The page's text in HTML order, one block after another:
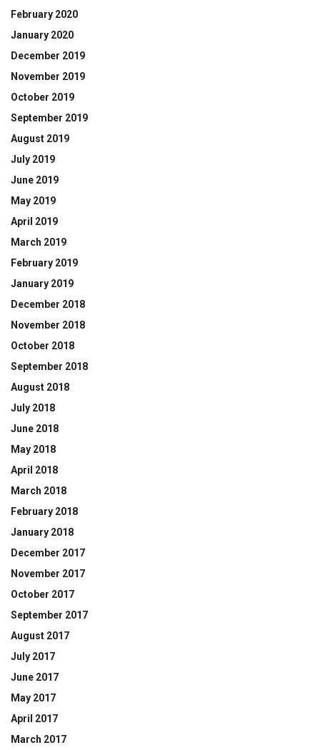
February 2020
January 2020
December 2019
November 2019
October 2019
September 2019
August 2019
July 2019
June 2019
May 2019
April 2019
March 2019
February 2019
January 2019
December 2018
November 2018
October 2018
September 2018
August 2018
July 2018
June 2018
May 2018
April 2018
March 2018
February 2018
January 2018
December 2017
November 2017
October 2017
September 2017
August 2017
July 2017
June 2017
May 2017
April 2017
March 2017